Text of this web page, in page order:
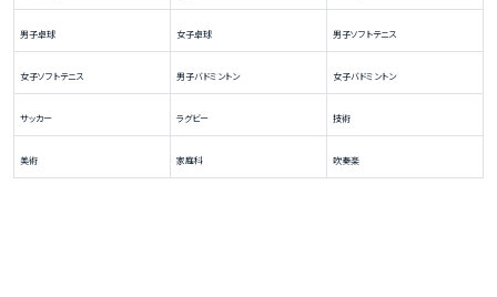
男子卓球 女子卓球 男子ソフトテニス
女子ソフトテニス 男子バドミントン 女子バドミントン
サッカー ラグビー 技術
美術 家庭科 吹奏楽